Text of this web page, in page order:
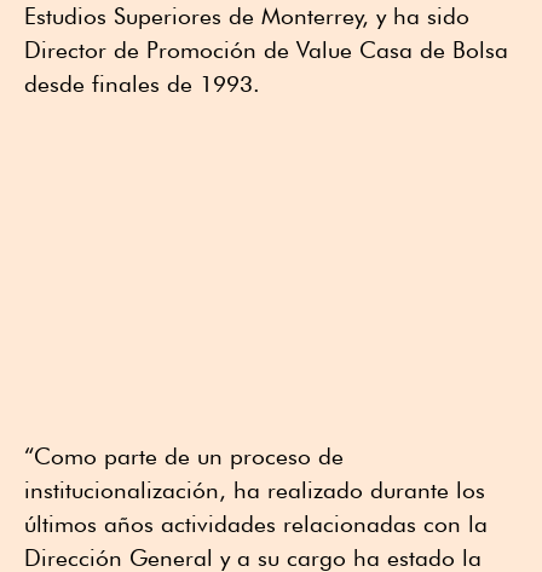
Estudios Superiores de Monterrey, y ha sido
Director de Promoción de Value Casa de Bolsa
desde finales de 1993.
“Como parte de un proceso de
institucionalización, ha realizado durante los
últimos años actividades relacionadas con la
Dirección General y a su cargo ha estado la